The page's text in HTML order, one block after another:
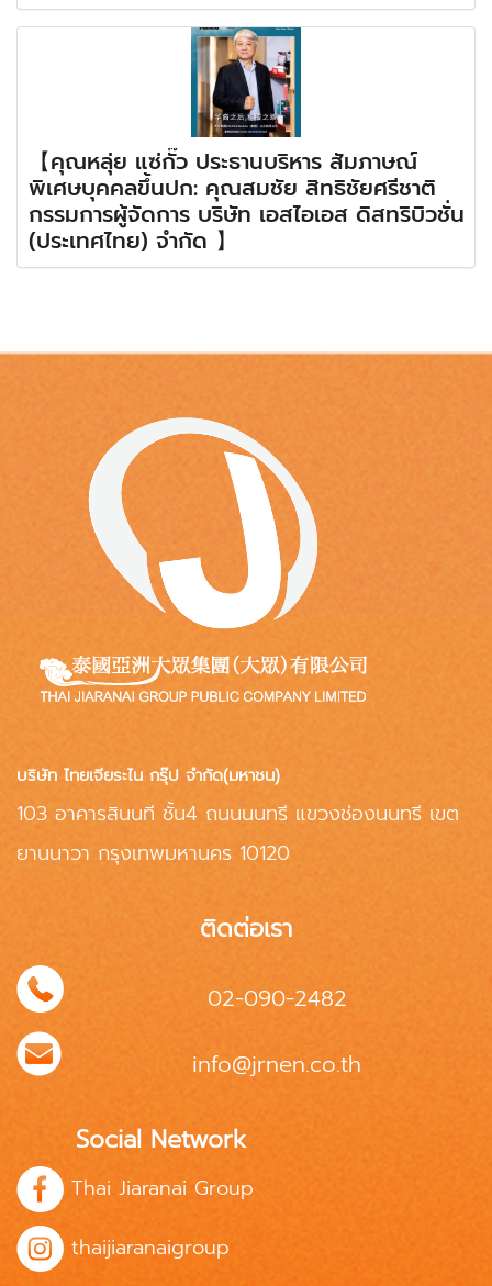
【คุณหลุ่ย แซ่กั๊ว ประธานบริหาร สัมภาษณ์
พิเศษบุคคลขึ้นปก: คุณสมชัย สิทธิชัยศรีชาติ
กรรมการผู้จัดการ บริษัท เอสไอเอส ดิสทริบิวชั่น
(ประเทศไทย) จำกัด 】
บริษัท ไทยเจียระไน กรุ๊ป จำกัด(มหาชน)
103 อาคารสินนที ชั้น4 ถนนนนทรี แขวงช่องนนทรี เขต
ยานนาวา กรุงเทพมหานคร 10120
ติดต่อเรา
02-090-2482
info@jrnen.co.th
Social Network
Thai Jiaranai Group
thaijiaranaigroup